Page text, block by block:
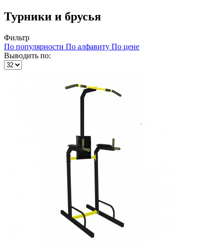
Турники и брусья
Фильтр
По популярности По алфавиту По цене
Выводить по: